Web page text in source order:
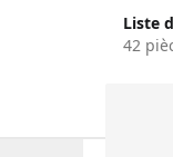
Liste
42